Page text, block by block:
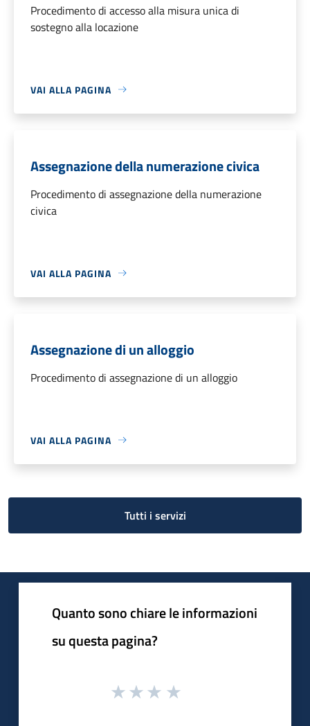
Procedimento di accesso alla misura unica di
sostegno alla locazione
VAI ALLA PAGINA
Assegnazione della numerazione civica
Procedimento di assegnazione della numerazione
civica
VAI ALLA PAGINA
Assegnazione di un alloggio
Procedimento di assegnazione di un alloggio
VAI ALLA PAGINA
Tutti i servizi
Quanto sono chiare le informazioni
su questa pagina?